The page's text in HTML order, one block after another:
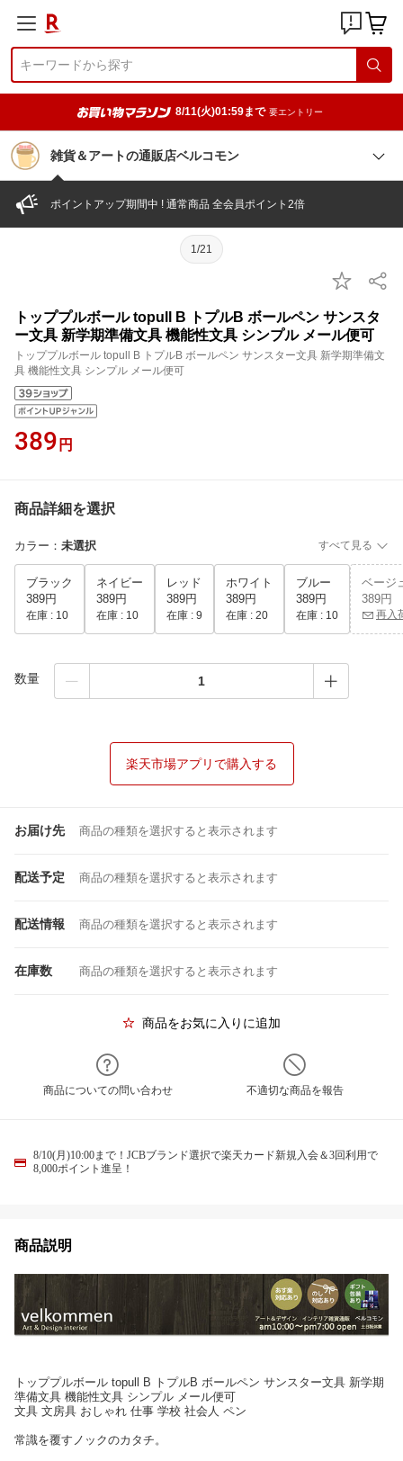
8/11(火)01:59まで 要エントリー
雑貨＆アートの通販店ベルコモン
ポイントアップ期間中 ! 通常商品 全会員ポイント2倍
1/21
トッププルボール topull B トプルB ボールペン サンスタ
ー文具 新学期準備文具 機能性文具 シンプル メール便可
トッププルボール topull B トプルB ボールペン サンスター文具 新学期準備文
具 機能性文具 シンプル メール便可
389 円
商品詳細を選択
カラー ： 未選択 すべて見る
ブラック
389円
在庫 : 10
ネイビー
389円
在庫 : 10
レッド
389円
在庫 : 9
ホワイト
389円
在庫 : 20
ブルー
389円
在庫 : 10
ベージ
389円
再入
数量
楽天市場アプリで購入する
お届け先 商品の種類を選択すると表示されます
配送予定 商品の種類を選択すると表示されます
配送情報 商品の種類を選択すると表示されます
在庫数 商品の種類を選択すると表示されます
商品をお気に入りに追加
商品についての問い合わせ 不適切な商品を報告
8/10(月)10:00まで！JCBブランド選択で楽天カード新規入会＆3回利用で
8,000ポイント進呈！
商品説明
トッププルボール topull B トプルB ボールペン サンスター文具 新学期
準備文具 機能性文具 シンプル メール便可
文具 文房具 おしゃれ 仕事 学校 社会人 ペン
常識を覆すノックのカタチ。